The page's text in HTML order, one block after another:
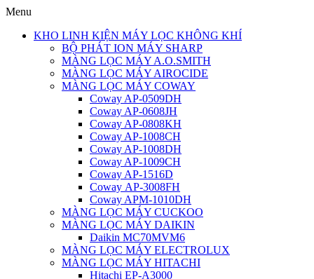
Menu
KHO LINH KIỆN MÁY LỌC KHÔNG KHÍ
BỘ PHÁT ION MÁY SHARP
MÀNG LỌC MÁY A.O.SMITH
MÀNG LỌC MÁY AIROCIDE
MÀNG LỌC MÁY COWAY
Coway AP-0509DH
Coway AP-0608JH
Coway AP-0808KH
Coway AP-1008CH
Coway AP-1008DH
Coway AP-1009CH
Coway AP-1516D
Coway AP-3008FH
Coway APM-1010DH
MÀNG LỌC MÁY CUCKOO
MÀNG LỌC MÁY DAIKIN
Daikin MC70MVM6
MÀNG LỌC MÁY ELECTROLUX
MÀNG LỌC MÁY HITACHI
Hitachi EP-A3000